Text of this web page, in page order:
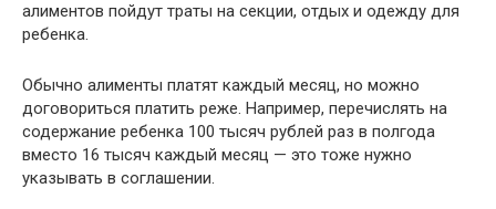
алиментов пойдут траты на секции, отдых и одежду для
ребенка.
Обычно алименты платят каждый месяц, но можно
договориться платить реже. Например, перечислять на
содержание ребенка 100 тысяч рублей раз в полгода
вместо 16 тысяч каждый месяц — это тоже нужно
указывать в соглашении.